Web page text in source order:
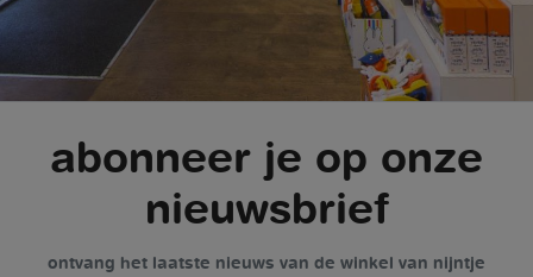
abonneer je op onze
nieuwsbrief
ontvang het laatste nieuws van de winkel van nijntje